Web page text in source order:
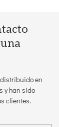
en
y han sido
clientes.